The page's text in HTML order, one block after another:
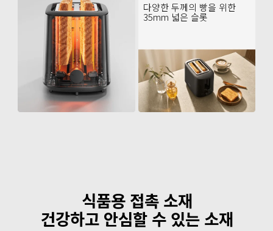
다양한 두께의 빵을 위한
35mm 넓은 슬롯
식품용 접촉 소재
건강하고 안심할 수 있는 소재